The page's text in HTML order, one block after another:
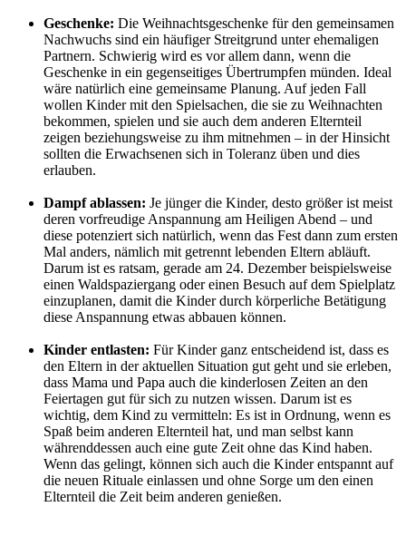
Geschenke: Die Weihnachtsgeschenke für den gemeinsamen
Nachwuchs sind ein häufiger Streitgrund unter ehemaligen
Partnern. Schwierig wird es vor allem dann, wenn die
Geschenke in ein gegenseitiges Übertrumpfen münden. Ideal
wäre natürlich eine gemeinsame Planung. Auf jeden Fall
wollen Kinder mit den Spielsachen, die sie zu Weihnachten
bekommen, spielen und sie auch dem anderen Elternteil
zeigen beziehungsweise zu ihm mitnehmen – in der Hinsicht
sollten die Erwachsenen sich in Toleranz üben und dies
erlauben.
Dampf ablassen: Je jünger die Kinder, desto größer ist meist
deren vorfreudige Anspannung am Heiligen Abend – und
diese potenziert sich natürlich, wenn das Fest dann zum ersten
Mal anders, nämlich mit getrennt lebenden Eltern abläuft.
Darum ist es ratsam, gerade am 24. Dezember beispielsweise
einen Waldspaziergang oder einen Besuch auf dem Spielplatz
einzuplanen, damit die Kinder durch körperliche Betätigung
diese Anspannung etwas abbauen können.
Kinder entlasten: Für Kinder ganz entscheidend ist, dass es
den Eltern in der aktuellen Situation gut geht und sie erleben,
dass Mama und Papa auch die kinderlosen Zeiten an den
Feiertagen gut für sich zu nutzen wissen. Darum ist es
wichtig, dem Kind zu vermitteln: Es ist in Ordnung, wenn es
Spaß beim anderen Elternteil hat, und man selbst kann
währenddessen auch eine gute Zeit ohne das Kind haben.
Wenn das gelingt, können sich auch die Kinder entspannt auf
die neuen Rituale einlassen und ohne Sorge um den einen
Elternteil die Zeit beim anderen genießen.